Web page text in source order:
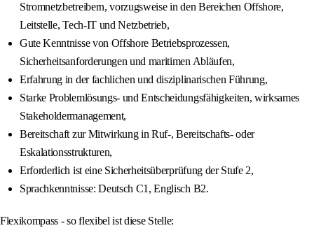
Stromnetzbetreibern, vorzugsweise in den Bereichen Offshore,
Leitstelle, Tech-IT und Netzbetrieb,
Gute Kenntnisse von Offshore Betriebsprozessen,
Sicherheitsanforderungen und maritimen Abläufen,
Erfahrung in der fachlichen und disziplinarischen Führung,
Starke Problemlösungs- und Entscheidungsfähigkeiten, wirksames
Stakeholdermanagement,
Bereitschaft zur Mitwirkung in Ruf-, Bereitschafts- oder
Eskalationsstrukturen,
Erforderlich ist eine Sicherheitsüberprüfung der Stufe 2,
Sprachkenntnisse: Deutsch C1, Englisch B2.
Flexikompass - so flexibel ist diese Stelle: